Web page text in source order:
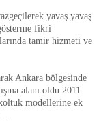
yavaş yavaş
fikri
tamir hizmeti ve
Ankara bölgesinde
alanı oldu. 2011
modellerine ek